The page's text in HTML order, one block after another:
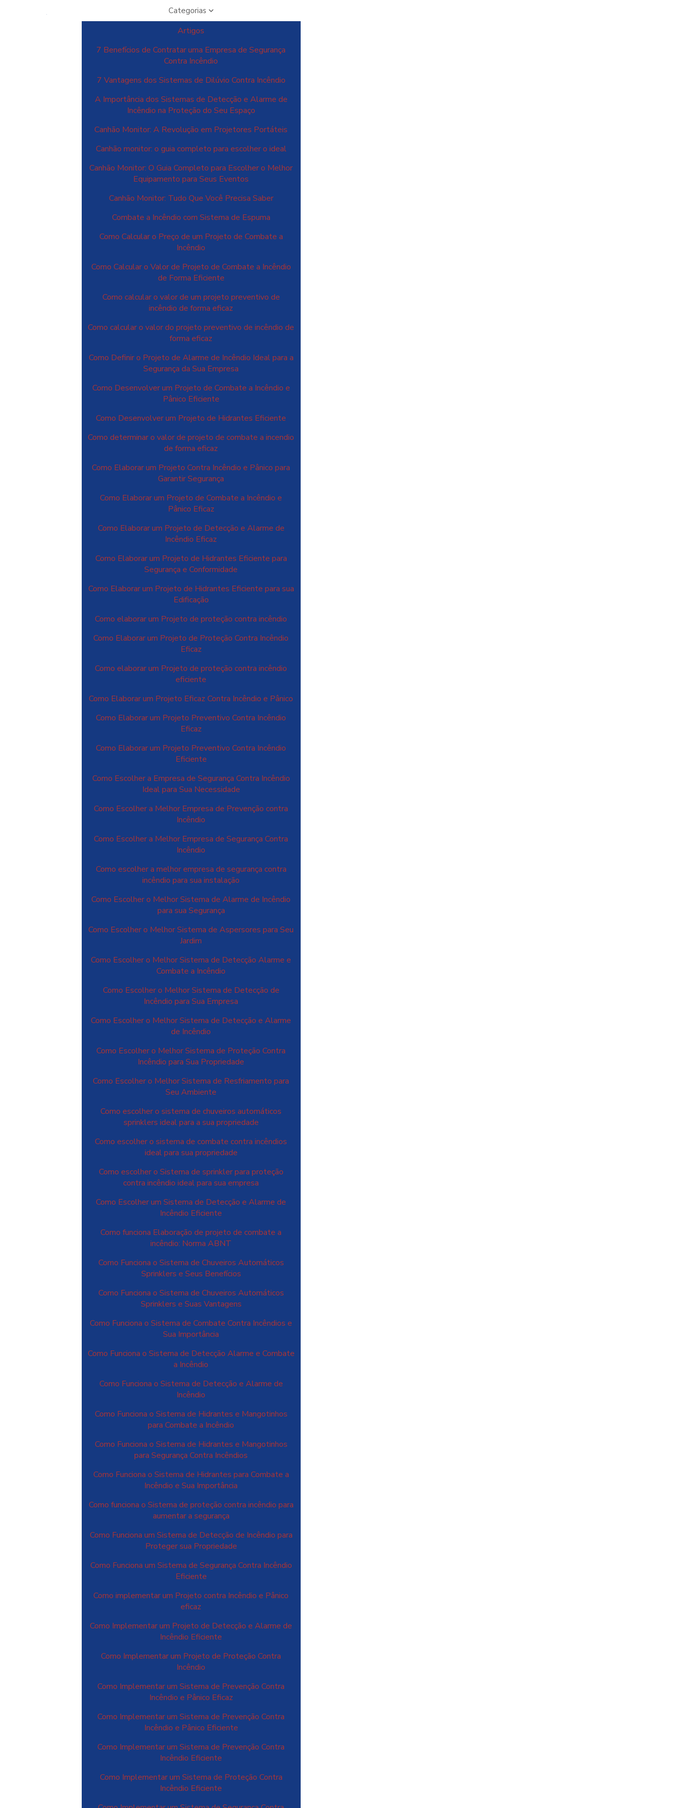
Categorias
Artigos
7 Benefícios de Contratar uma Empresa de Segurança
Contra Incêndio
7 Vantagens dos Sistemas de Dilúvio Contra Incêndio
A Importância dos Sistemas de Detecção e Alarme de
Incêndio na Proteção do Seu Espaço
Canhão Monitor: A Revolução em Projetores Portáteis
Canhão monitor: o guia completo para escolher o ideal
Canhão Monitor: O Guia Completo para Escolher o Melhor
Equipamento para Seus Eventos
Canhão Monitor: Tudo Que Você Precisa Saber
Combate a Incêndio com Sistema de Espuma
Como Calcular o Preço de um Projeto de Combate a
Incêndio
Como Calcular o Valor de Projeto de Combate a Incêndio
de Forma Eficiente
Como calcular o valor de um projeto preventivo de
incêndio de forma eficaz
Como calcular o valor do projeto preventivo de incêndio de
forma eficaz
Como Definir o Projeto de Alarme de Incêndio Ideal para a
Segurança da Sua Empresa
Como Desenvolver um Projeto de Combate a Incêndio e
Pânico Eficiente
Como Desenvolver um Projeto de Hidrantes Eficiente
Como determinar o valor de projeto de combate a incendio
de forma eficaz
Como Elaborar um Projeto Contra Incêndio e Pânico para
Garantir Segurança
Como Elaborar um Projeto de Combate a Incêndio e
Pânico Eficaz
Como Elaborar um Projeto de Detecção e Alarme de
Incêndio Eficaz
Como Elaborar um Projeto de Hidrantes Eficiente para
Segurança e Conformidade
Como Elaborar um Projeto de Hidrantes Eficiente para sua
Edificação
Como elaborar um Projeto de proteção contra incêndio
Como Elaborar um Projeto de Proteção Contra Incêndio
Eficaz
Como elaborar um Projeto de proteção contra incêndio
eficiente
Como Elaborar um Projeto Eficaz Contra Incêndio e Pânico
Como Elaborar um Projeto Preventivo Contra Incêndio
Eficaz
Como Elaborar um Projeto Preventivo Contra Incêndio
Eficiente
Como Escolher a Empresa de Segurança Contra Incêndio
Ideal para Sua Necessidade
Como Escolher a Melhor Empresa de Prevenção contra
Incêndio
Como Escolher a Melhor Empresa de Segurança Contra
Incêndio
Como escolher a melhor empresa de segurança contra
incêndio para sua instalação
Como Escolher o Melhor Sistema de Alarme de Incêndio
para sua Segurança
Como Escolher o Melhor Sistema de Aspersores para Seu
Jardim
Como Escolher o Melhor Sistema de Detecção Alarme e
Combate a Incêndio
Como Escolher o Melhor Sistema de Detecção de
Incêndio para Sua Empresa
Como Escolher o Melhor Sistema de Detecção e Alarme
de Incêndio
Como Escolher o Melhor Sistema de Proteção Contra
Incêndio para Sua Propriedade
Como Escolher o Melhor Sistema de Resfriamento para
Seu Ambiente
Como escolher o sistema de chuveiros automáticos
sprinklers ideal para a sua propriedade
Como escolher o sistema de combate contra incêndios
ideal para sua propriedade
Como escolher o Sistema de sprinkler para proteção
contra incêndio ideal para sua empresa
Como Escolher um Sistema de Detecção e Alarme de
Incêndio Eficiente
Como funciona Elaboração de projeto de combate a
incêndio: Norma ABNT
Como Funciona o Sistema de Chuveiros Automáticos
Sprinklers e Seus Benefícios
Como Funciona o Sistema de Chuveiros Automáticos
Sprinklers e Suas Vantagens
Como Funciona o Sistema de Combate Contra Incêndios e
Sua Importância
Como Funciona o Sistema de Detecção Alarme e Combate
a Incêndio
Como Funciona o Sistema de Detecção e Alarme de
Incêndio
Como Funciona o Sistema de Hidrantes e Mangotinhos
para Combate a Incêndio
Como Funciona o Sistema de Hidrantes e Mangotinhos
para Segurança Contra Incêndios
Como Funciona o Sistema de Hidrantes para Combate a
Incêndio e Sua Importância
Como funciona o Sistema de proteção contra incêndio para
aumentar a segurança
Como Funciona um Sistema de Detecção de Incêndio para
Proteger sua Propriedade
Como Funciona um Sistema de Segurança Contra Incêndio
Eficiente
Como implementar um Projeto contra Incêndio e Pânico
eficaz
Como Implementar um Projeto de Detecção e Alarme de
Incêndio Eficiente
Como Implementar um Projeto de Proteção Contra
Incêndio
Como Implementar um Sistema de Prevenção Contra
Incêndio e Pânico Eficaz
Como Implementar um Sistema de Prevenção Contra
Incêndio e Pânico Eficiente
Como Implementar um Sistema de Prevenção Contra
Incêndio Eficiente
Como Implementar um Sistema de Proteção Contra
Incêndio Eficiente